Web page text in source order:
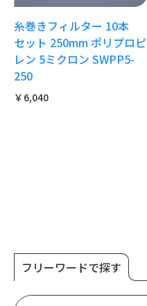
糸巻きフィルター 10本
セット 250mm ポリプロピ
レン 5ミクロン SWPP5-
250
￥6,040
フリーワードで探す